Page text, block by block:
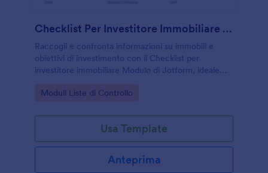
Checklist Per Investitore Immobiliare Form
Raccogli e confronta informazioni su immobili e
obiettivi di investimento con il Checklist per
investitore immobiliare Modulo di Jotform, ideale
gestiscono la raccolta dati online.
Go to Category:
Moduli Liste di Controllo
Usa Template
Anteprima